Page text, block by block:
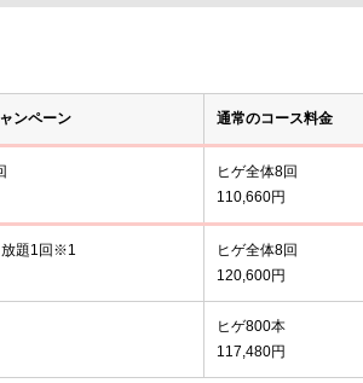
ンペーン 通常のコース料金
ヒゲ全体8回
110,660円
題1回※1
ヒゲ全体8回
120,600円
ヒゲ800本
117,480円